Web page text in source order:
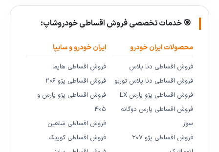
🎯 خدمات تخصصی فروش اقساطی خودروشاپ:
محصولات ایران خودرو
فروش اقساطی دنا پلاس
فروش اقساطی دنا پلاس توربو
فروش اقساطی پژو پارس LX
فروش اقساطی پارس دوگانه
سوز
فروش اقساطی پژو ۲۰۷
ایران خودرو و سایپا
فروش اقساطی هایما
فروش اقساطی پژو ۲۰۶
فروش اقساطی پژو پارس و
۴۰۵
فروش اقساطی شاهین
فروش اقساطی کوییک